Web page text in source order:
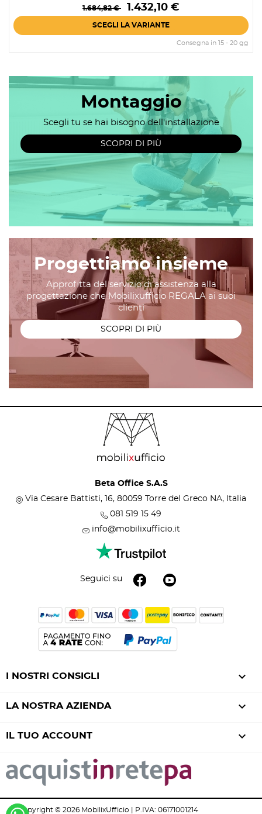
Prezzo
Prezzo
base
1.684,82 € 1.432,10 €
SCEGLI LA VARIANTE
Consegna in 15 - 20 gg
Montaggio
Scegli tu se hai bisogno dell'installazione
SCOPRI DI PIÙ
Progettiamo insieme
Approfitta del servizio di assistenza alla
progettazione che Mobilixufficio REGALA ai suoi
clienti
SCOPRI DI PIÙ
Beta Office S.A.S
Via Cesare Battisti, 16, 80059 Torre del Greco NA, Italia
081 519 15 49
info@mobilixufficio.it
Seguici su
I NOSTRI CONSIGLI 
LA NOSTRA AZIENDA 
IL TUO ACCOUNT 
Copyright © 2026 MobilixUfficio | P.IVA: 06171001214